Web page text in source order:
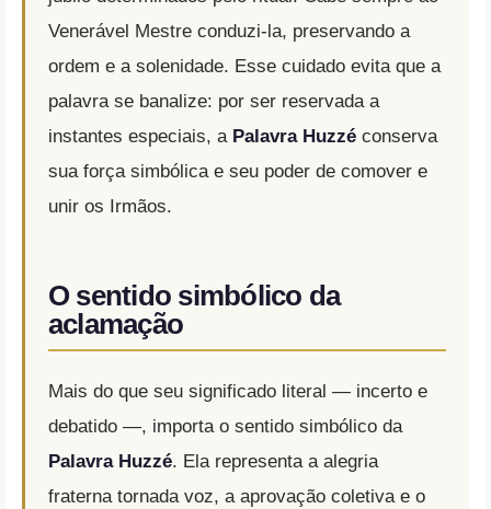
Venerável Mestre conduzi-la, preservando a
ordem e a solenidade. Esse cuidado evita que a
palavra se banalize: por ser reservada a
instantes especiais, a Palavra Huzzéconserva
sua força simbólica e seu poder de comover e
unir os Irmãos.
O sentido simbólico da
aclamação
Mais do que seu significado literal — incerto e
debatido —, importa o sentido simbólico da
Palavra Huzzé. Ela representa a alegria
fraterna tornada voz, a aprovação coletiva e o